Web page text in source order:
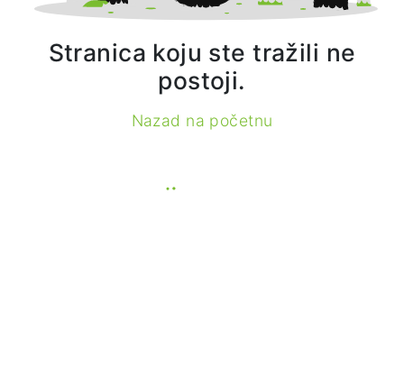
Stranica koju ste tražili ne
postoji.
Nazad na početnu